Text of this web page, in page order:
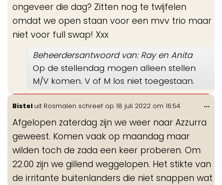
ongeveer die dag? Zitten nog te twijfelen
omdat we open staan voor een mvv trio maar
niet voor full swap! Xxx
Beheerdersantwoord van: Ray en Anita
Op de stellendag mogen alleen stellen
M/V komen. V of M los niet toegestaan.
Bistel uit Rosmalen schreef op 18 juli 2022 om 16:54
Afgelopen zaterdag zijn we weer naar Azzurra
geweest. Komen vaak op maandag maar
wilden toch de zada een keer proberen. Om
22.00 zijn we gillend weggelopen. Het stikte van
de irritante buitenlanders die niet snappen wat
...